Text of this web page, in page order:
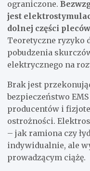
ograniczone.
jest
dolnej części pleców
Teoretyczne ryzyko
pobudzenia
elektrycznego na
Brak jest
bezpieczeństwo
producentów i
ostrożności.
– jak ramiona czy
indywidualnie, ale
prowadzącym ciążę.